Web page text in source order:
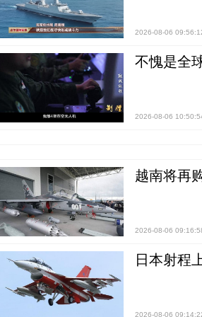
2026-08-06
不愧是全
2026-08-06
越南将再
2026-08-06
日本射程
2026-08-06